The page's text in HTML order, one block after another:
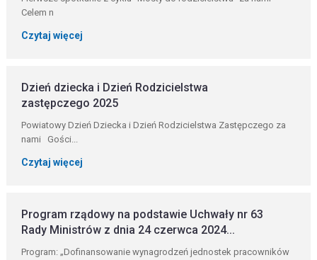
Celem n
Czytaj więcej
Dzień dziecka i Dzień Rodzicielstwa
zastępczego 2025
Powiatowy Dzień Dziecka i Dzień Rodzicielstwa Zastępczego za
nami Gości...
Czytaj więcej
Program rządowy na podstawie Uchwały nr 63
Rady Ministrów z dnia 24 czerwca 2024...
Program: „Dofinansowanie wynagrodzeń jednostek pracowników